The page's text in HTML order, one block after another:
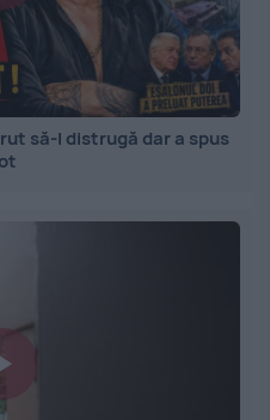
să-l distrugă dar a spus